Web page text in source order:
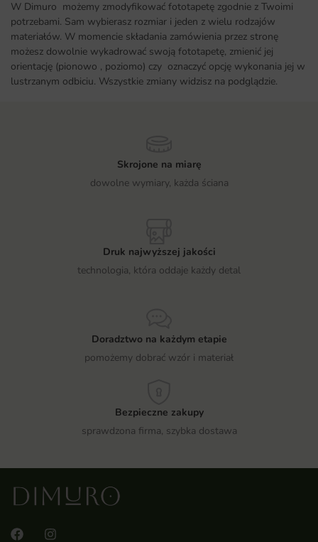
W Dimuro możemy zmodyfikować fototapetę zgodnie z Twoimi
potrzebami. Sam wybierasz rozmiar i jeden z wielu rodzajów
materiałów. W momencie składania zamówienia przez stronę
możesz dowolnie wykadrować swoją fototapetę, zmienić jej
orientację (pionowo , poziomo) czy oznaczyć opcję wykonania jej w
lustrzanym odbiciu. Wszystkie zmiany widzisz na podglądzie.
Skrojone na miarę
dowolne wymiary, każda ściana
Druk najwyższej jakości
technologia, która oddaje każdy detal
Doradztwo na każdym etapie
pomożemy dobrać wzór i materiał
Bezpieczne zakupy
sprawdzona firma, szybka dostawa